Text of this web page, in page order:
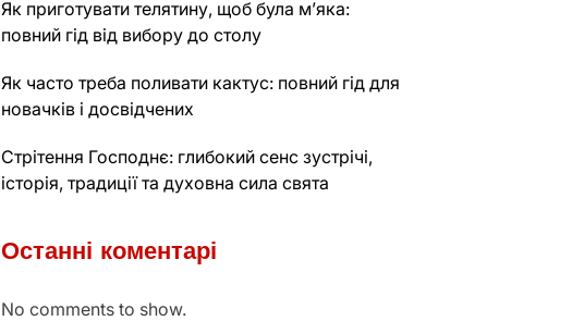
Як приготувати телятину, щоб була м’яка:
повний гід від вибору до столу
Як часто треба поливати кактус: повний гід для
новачків і досвідчених
Стрітення Господнє: глибокий сенс зустрічі,
історія, традиції та духовна сила свята
Останні коментарі
No comments to show.